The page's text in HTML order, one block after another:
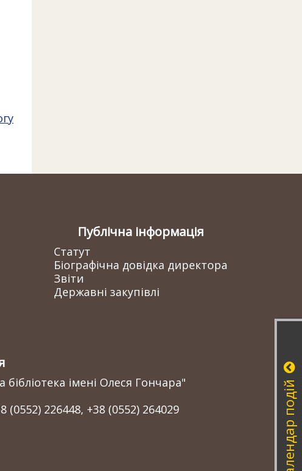
Публічна інформація
Статут
Біографічна довідка директора
Звіти
Державні закупівлі
імені Олеся Гончара"
226448, +38 (0552) 264029
Календар подій